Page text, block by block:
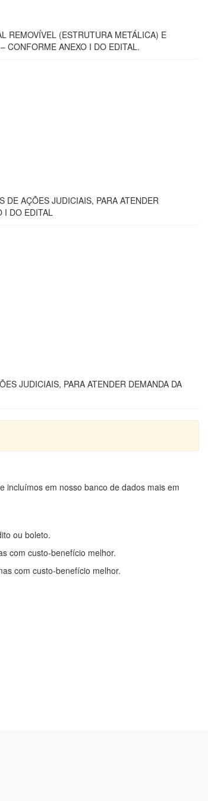
REMOVÍVEL (ESTRUTURA METÁLICA) E
CONFORME ANEXO I DO EDITAL.
DE AÇÕES JUDICIAIS, PARA ATENDER
I DO EDITAL
JUDICIAIS, PARA ATENDER DEMANDA DA
incluímos em nosso banco de dados mais em
ou boleto.
com custo-benefício melhor.
com custo-benefício melhor.